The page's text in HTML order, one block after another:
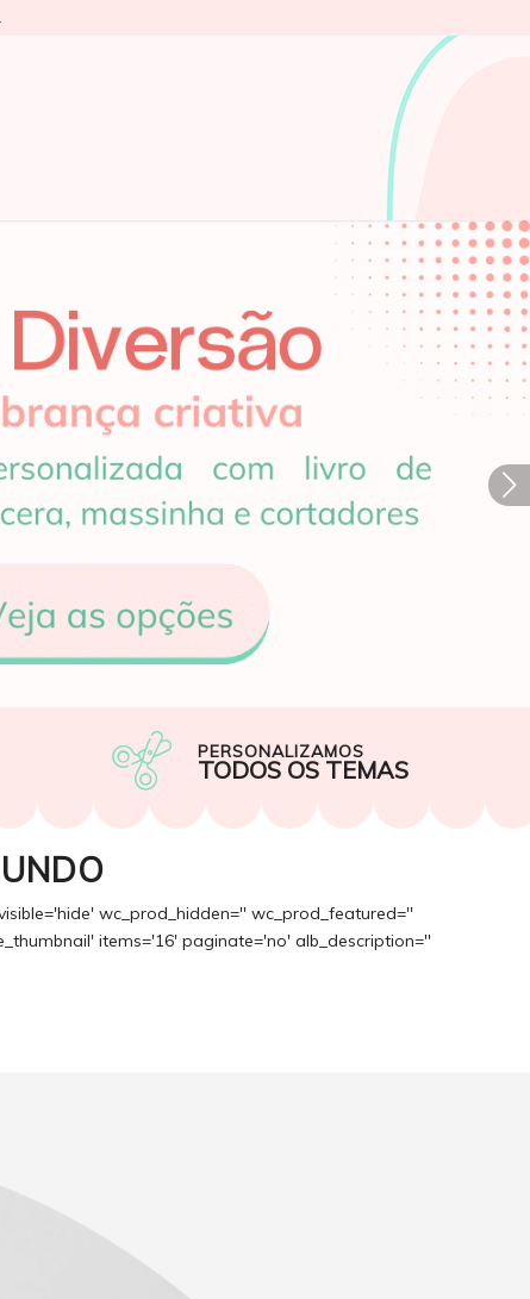
Próximo
PERSONALIZAMOS
TODOS OS TEMAS
wc_prod_hidden='' wc_prod_featured=''
items='16' paginate='no' alb_description=''